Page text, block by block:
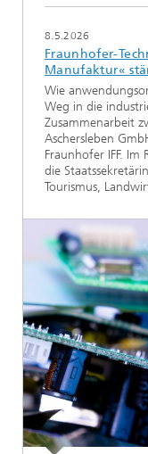
8.5.2026
Fraunhofer-
Manufaktur«
Wie
Weg in die
Zusammenarbeit
Aschersleben
Fraunhofer IFF. Im
die
Tourismus,